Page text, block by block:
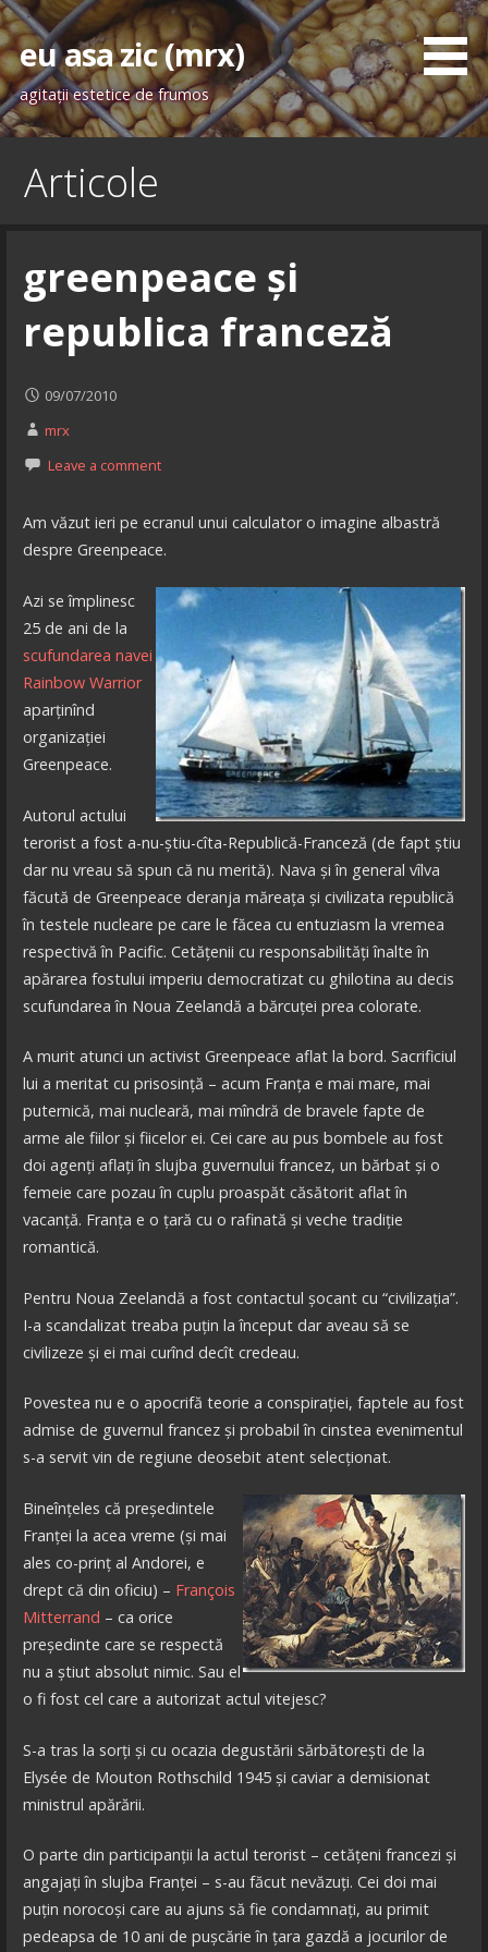
Skip
to
content
eu asa zic (mrx)
agitaţii estetice de frumos
Articole
greenpeace și
republica franceză
09/07/2010
mrx
Leave a comment
Am văzut ieri pe ecranul unui calculator o imagine albastră
despre Greenpeace.
Azi se împlinesc
25 de ani de la
scufundarea navei
Rainbow Warrior
aparținînd
organizației
Greenpeace.
Autorul actului
terorist a fost a-nu-știu-cîta-Republică-Franceză (de fapt știu
dar nu vreau să spun că nu merită). Nava și în general vîlva
făcută de Greenpeace deranja măreața și civilizata republică
în testele nucleare pe care le făcea cu entuziasm la vremea
respectivă în Pacific. Cetățenii cu responsabilități înalte în
apărarea fostului imperiu democratizat cu ghilotina au decis
scufundarea în Noua Zeelandă a bărcuței prea colorate.
A murit atunci un activist Greenpeace aflat la bord. Sacrificiul
lui a meritat cu prisosință – acum Franța e mai mare, mai
puternică, mai nucleară, mai mîndră de bravele fapte de
arme ale fiilor și fiicelor ei. Cei care au pus bombele au fost
doi agenți aflați în slujba guvernului francez, un bărbat și o
femeie care pozau în cuplu proaspăt căsătorit aflat în
vacanță. Franța e o țară cu o rafinată și veche tradiție
romantică.
Pentru Noua Zeelandă a fost contactul șocant cu “civilizația”.
I-a scandalizat treaba puțin la început dar aveau să se
civilizeze și ei mai curînd decît credeau.
Povestea nu e o apocrifă teorie a conspirației, faptele au fost
admise de guvernul francez și probabil în cinstea evenimentul
s-a servit vin de regiune deosebit atent selecționat.
Bineînțeles că președintele
Franței la acea vreme (și mai
ales co-prinț al Andorei, e
drept că din oficiu) – François
Mitterrand – ca orice
președinte care se respectă
nu a știut absolut nimic. Sau el
o fi fost cel care a autorizat actul vitejesc?
S-a tras la sorți și cu ocazia degustării sărbătorești de la
Elysée de Mouton Rothschild 1945 și caviar a demisionat
ministrul apărării.
O parte din participanții la actul terorist – cetățeni francezi și
angajați în slujba Franței – s-au făcut nevăzuți. Cei doi mai
puțin norocoși care au ajuns să fie condamnați, au primit
pedeapsa de 10 ani de pușcărie în țara gazdă a jocurilor de